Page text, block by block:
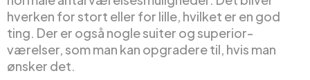
hverken for stort eller for lille, hvilket er en god
ting. Der er også nogle suiter og superior-
værelser, som man kan opgradere til, hvis man
ønsker det.